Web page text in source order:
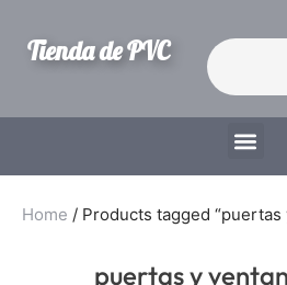
Tienda de PVC
Home / Products tagged “puertas
puertas y